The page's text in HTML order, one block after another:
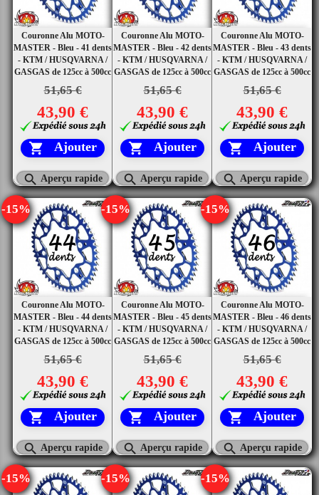
Couronne Alu MOTO-
MASTER - Bleu - 41 dents
- KTM / HUSQVARNA /
GASGAS de 125cc à 500cc
51,65 €
43,90 €
 Ajouter
 Aperçu rapide
Couronne Alu MOTO-
MASTER - Bleu - 42 dents
- KTM / HUSQVARNA /
GASGAS de 125cc à 500cc
51,65 €
43,90 €
 Ajouter
 Aperçu rapide
Couronne Alu MOTO-
MASTER - Bleu - 43 dents
- KTM / HUSQVARNA /
GASGAS de 125cc à 500cc
51,65 €
43,90 €
 Ajouter
 Aperçu rapide
Couronne Alu MOTO-
MASTER - Bleu - 44 dents
- KTM / HUSQVARNA /
GASGAS de 125cc à 500cc
51,65 €
-15%
43,90 €
 Ajouter
 Aperçu rapide
Couronne Alu MOTO-
MASTER - Bleu - 45 dents
- KTM / HUSQVARNA /
GASGAS de 125cc à 500cc
51,65 €
-15%
43,90 €
 Ajouter
 Aperçu rapide
Couronne Alu MOTO-
MASTER - Bleu - 46 dents
- KTM / HUSQVARNA /
GASGAS de 125cc à 500cc
51,65 €
-15%
43,90 €
 Ajouter
 Aperçu rapide
-15% -15% -15%